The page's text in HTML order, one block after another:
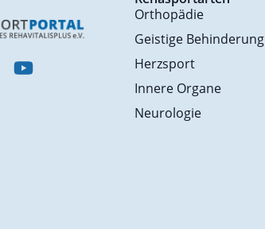
Orthopädie
Geistige Behinderung
Herzsport
Innere Organe
Neurologie